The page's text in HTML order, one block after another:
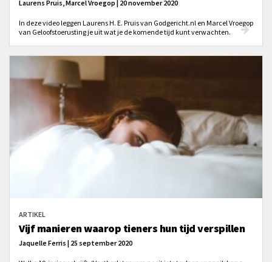
Laurens Pruis, Marcel Vroegop | 20 november 2020
In deze video leggen Laurens H. E. Pruis van Godgericht.nl en Marcel Vroegop
van Geloofstoerusting je uit wat je de komende tijd kunt verwachten.
ARTIKEL
Vijf manieren waarop tieners hun tijd verspillen
Jaquelle Ferris | 25 september 2020